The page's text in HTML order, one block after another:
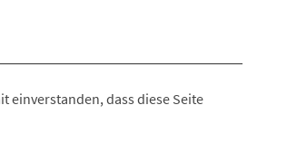
einverstanden, dass diese Seite